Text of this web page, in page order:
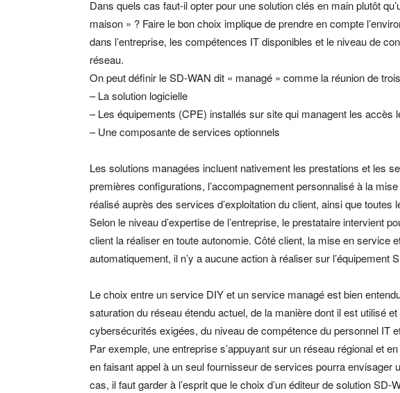
Dans quels cas faut-il opter pour une solution clés en main plutôt
maison » ? Faire le bon choix implique de prendre en compte
dans l’entreprise, les compétences IT disponibles et le niveau de
réseau.
On peut définir le SD-WAN dit « managé » comme la réunion de
– La solution logicielle
– Les équipements (CPE) installés sur site qui managent les accès
– Une composante de services optionnels
Les solutions managées incluent nativement les prestations et les
premières configurations, l’accompagnement personnalisé à la
réalisé auprès des services d’exploitation du client, ainsi que toutes
Selon le niveau d’expertise de l’entreprise, le prestataire intervient
client la réaliser en toute autonomie. Côté client, la mise en service
automatiquement, il n’y a aucune action à réaliser sur l’équipement
Le choix entre un service DIY et un service managé est bien
saturation du réseau étendu actuel, de la manière dont il est utilisé
cybersécurités exigées, du niveau de compétence du personnel IT
Par exemple, une entreprise s’appuyant sur un réseau régional et
en faisant appel à un seul fournisseur de services pourra envisager
cas, il faut garder à l’esprit que le choix d’un éditeur de solution